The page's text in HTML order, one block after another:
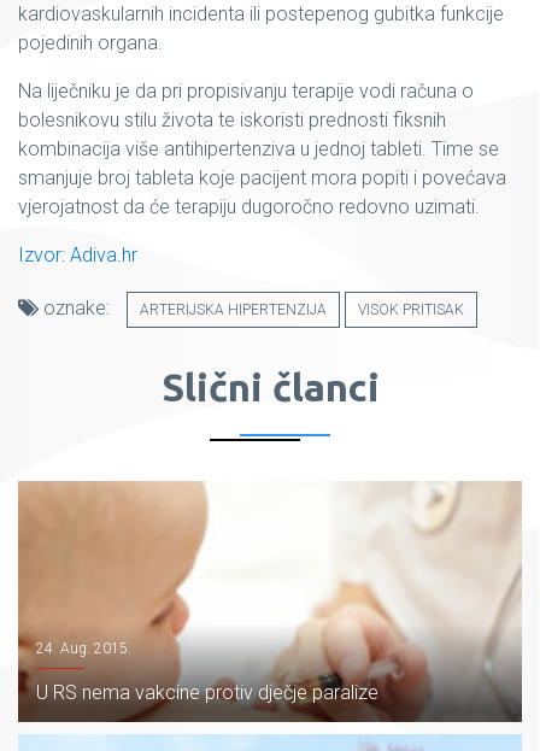
kardiovaskularnih incidenta ili postepenog gubitka funkcije
pojedinih organa.
Na liječniku je da pri propisivanju terapije vodi računa o
bolesnikovu stilu života te iskoristi prednosti fiksnih
kombinacija više antihipertenziva u jednoj tableti. Time se
smanjuje broj tableta koje pacijent mora popiti i povećava
vjerojatnost da će terapiju dugoročno redovno uzimati.
Izvor: Adiva.hr
oznake: ARTERIJSKA HIPERTENZIJA VISOK PRITISAK
Slični članci
24. Aug. 2015.
U RS nema vakcine protiv dječje paralize